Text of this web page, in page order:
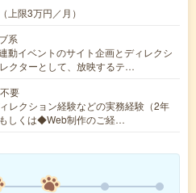
上限3万円／月）
系
動イベントのサイト企画とディレクシ
クターとして、放映するテ…
要
レクション経験などの実務経験（2年
しくは◆Web制作のご経…